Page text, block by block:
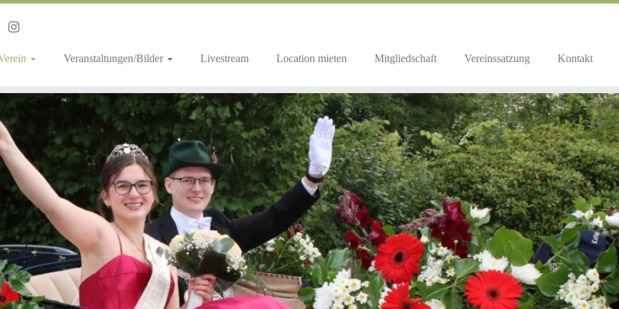
Veranstaltungen/Bilder Livestream Location mieten Mitgliedschaft Vereinssatzung Kontakt